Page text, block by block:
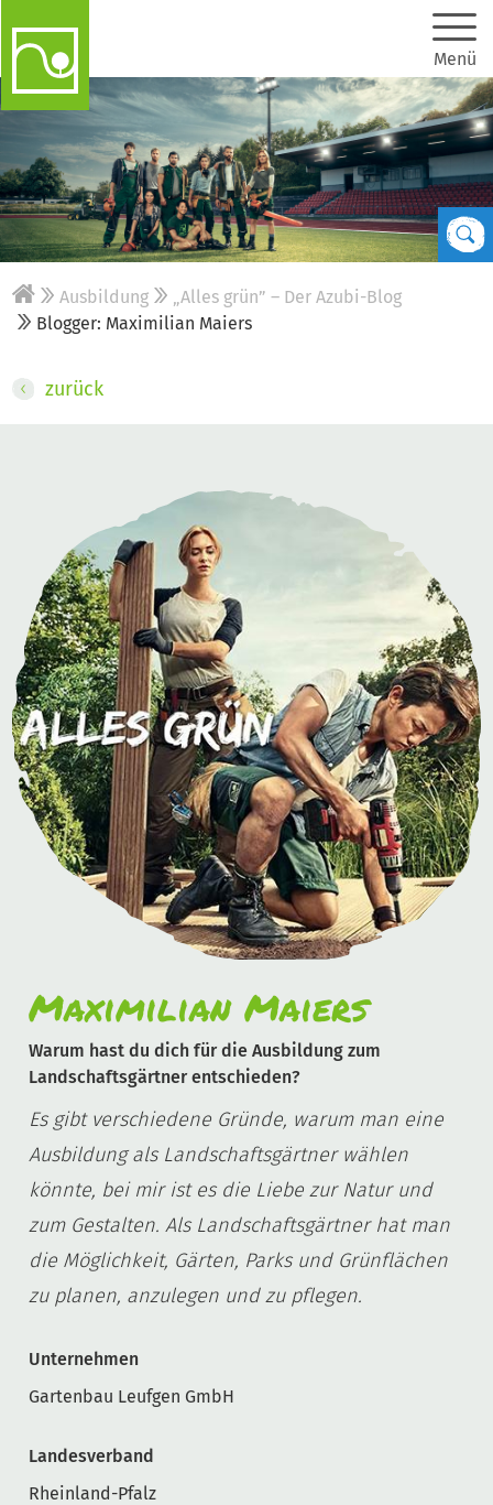
Menü
Ausbildung
„Alles grün” – Der Azubi-Blog
Blogger: Maximilian Maiers
zurück
Maximilian Maiers
Warum hast du dich für die Ausbildung zum
Landschaftsgärtner entschieden?
Es gibt verschiedene Gründe, warum man eine
Ausbildung als Landschaftsgärtner wählen
könnte, bei mir ist es die Liebe zur Natur und
zum Gestalten. Als Landschaftsgärtner hat man
die Möglichkeit, Gärten, Parks und Grünflächen
zu planen, anzulegen und zu pflegen.
Unternehmen
Gartenbau Leufgen GmbH
Landesverband
Rheinland-Pfalz